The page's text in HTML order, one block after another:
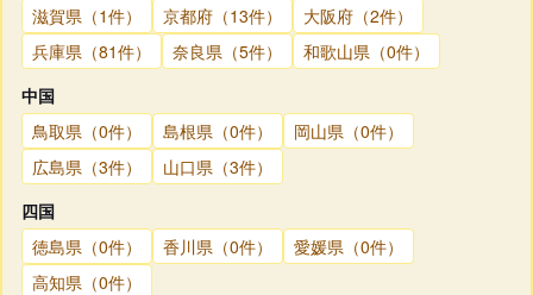
滋賀県（1件）
京都府（13件）
大阪府（2件）
兵庫県（81件）
奈良県（5件）
和歌山県（0件）
中国
鳥取県（0件）
島根県（0件）
岡山県（0件）
広島県（3件）
山口県（3件）
四国
徳島県（0件）
香川県（0件）
愛媛県（0件）
高知県（0件）